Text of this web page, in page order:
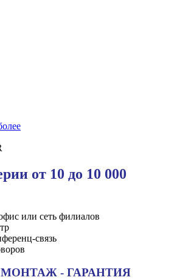
от 10 до 10 000
или сеть филиалов
связь
- ГАРАНТИЯ